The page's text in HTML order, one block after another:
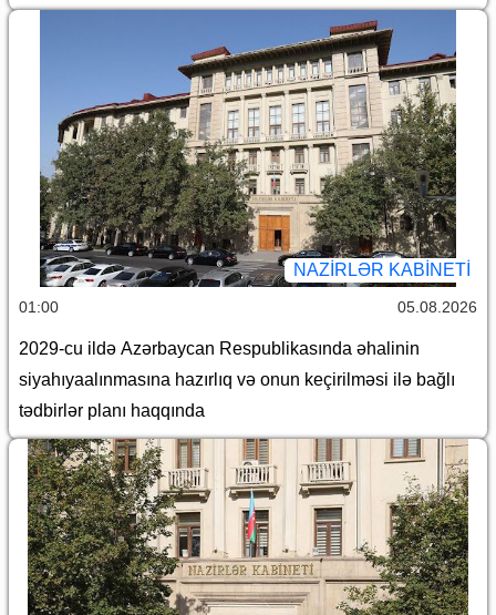
Qaydası”nın təsdiq edilməsi haqqında
NAZIRLƏR KABINETI
01:00 05.08.2026
2029-cu ildə Azərbaycan Respublikasında əhalinin
siyahıyaalınmasına hazırlıq və onun keçirilməsi ilə bağlı
tədbirlər planı haqqında